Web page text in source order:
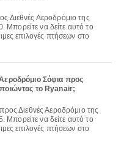
Μπορείτε να δείτε αυτό το
επιλογές πτήσεων στο
Σόφια προς
το Ryanair;
Μπορείτε να δείτε αυτό το
επιλογές πτήσεων στο